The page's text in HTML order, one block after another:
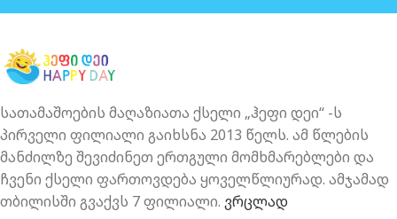
სათამაშოების მაღაზიათა ქსელი „ჰეფი დეი“ -ს
პირველი ფილიალი გაიხსნა 2013 წელს. ამ წლების
მანძილზე შევიძინეთ ერთგული მომხმარებლები და
ჩვენი ქსელი ფართოვდება ყოველწლიურად. ამჯამად
თბილისში გვაქვს 7 ფილიალი. ვრცლად